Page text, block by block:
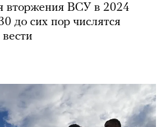
вторжения ВСУ в 2024
до сих пор числятся